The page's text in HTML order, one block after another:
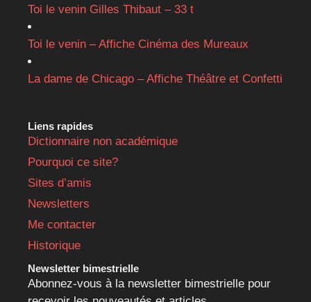
Toi le venin Gilles Thibaut – 33 t
Toi le venin – Affiche Cinéma des Mureaux
La dame de Chicago – Affiche Théâtre et Confetti
Liens rapides
Dictionnaire non académique
Pourquoi ce site?
Sites d’amis
Newsletters
Me contacter
Historique
Newsletter bimestrielle
Abonnez-vous à la newsletter bimestrielle pour